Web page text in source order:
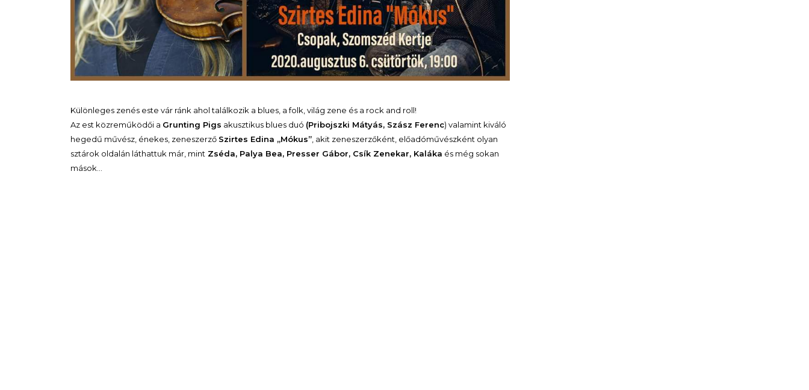
Különleges zenés este vár ránk ahol találkozik a blues, a folk, világ zene és a rock and roll!
Az est közreműködői a Grunting Pigs akusztikus blues duó (Pribojszki Mátyás, Szász Ferenc) valamint kiváló
hegedű művész, énekes, zeneszerző Szirtes Edina „Mókus” , akit zeneszerzőként, előadóművészként olyan
sztárok oldalán láthattuk már, mint Zséda, Palya Bea, Presser Gábor, Csík Zenekar, Kaláka és még sokan
mások…